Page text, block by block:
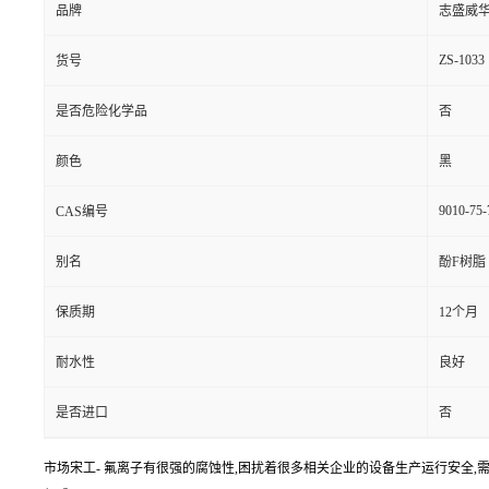
品牌 志盛威
货号 ZS-1033
是否危险化学品 否
颜色 黑
CAS编号 9010-75-
别名 酚F树脂
保质期 12个月
耐水性 良好
是否进口 否
市场宋工- 氟离子有很强的腐蚀性,困扰着很多相关企业的设备生产运行安全,需